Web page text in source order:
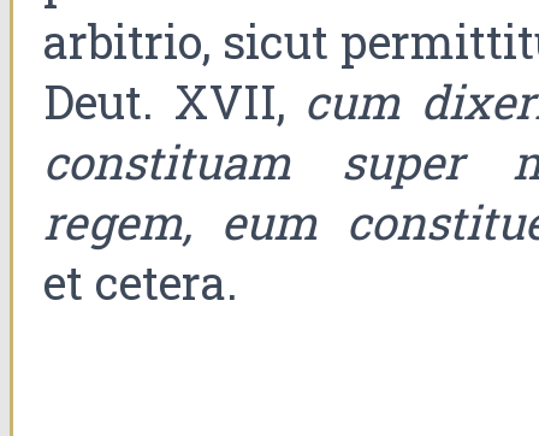
arbitrio, sicut
Deut. XVII, cum
constituam super
regem, eum
et cetera.